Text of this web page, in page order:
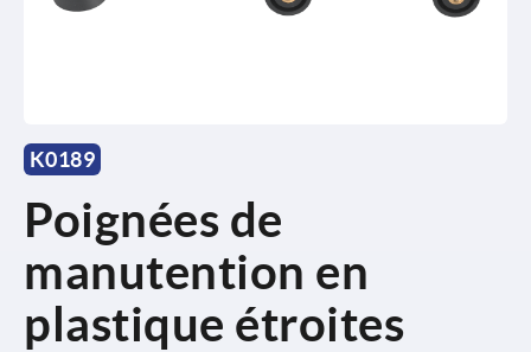
K0189
Poignées de
manutention en
plastique étroites